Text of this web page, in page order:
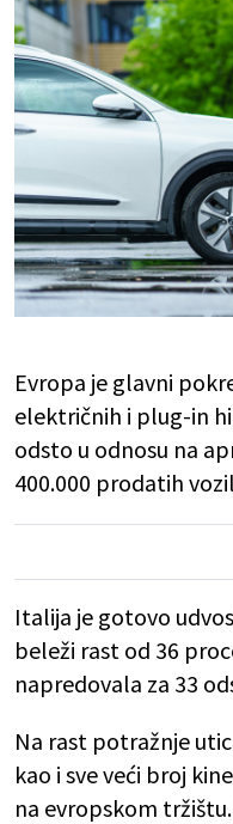
Evropa je glavni
električnih i plug-in
odsto u odnosu na
400.000 prodatih
Italija je gotovo
beleži rast od 36
napredovala za 33
Na rast potražnje
kao i sve veći broj
na evropskom